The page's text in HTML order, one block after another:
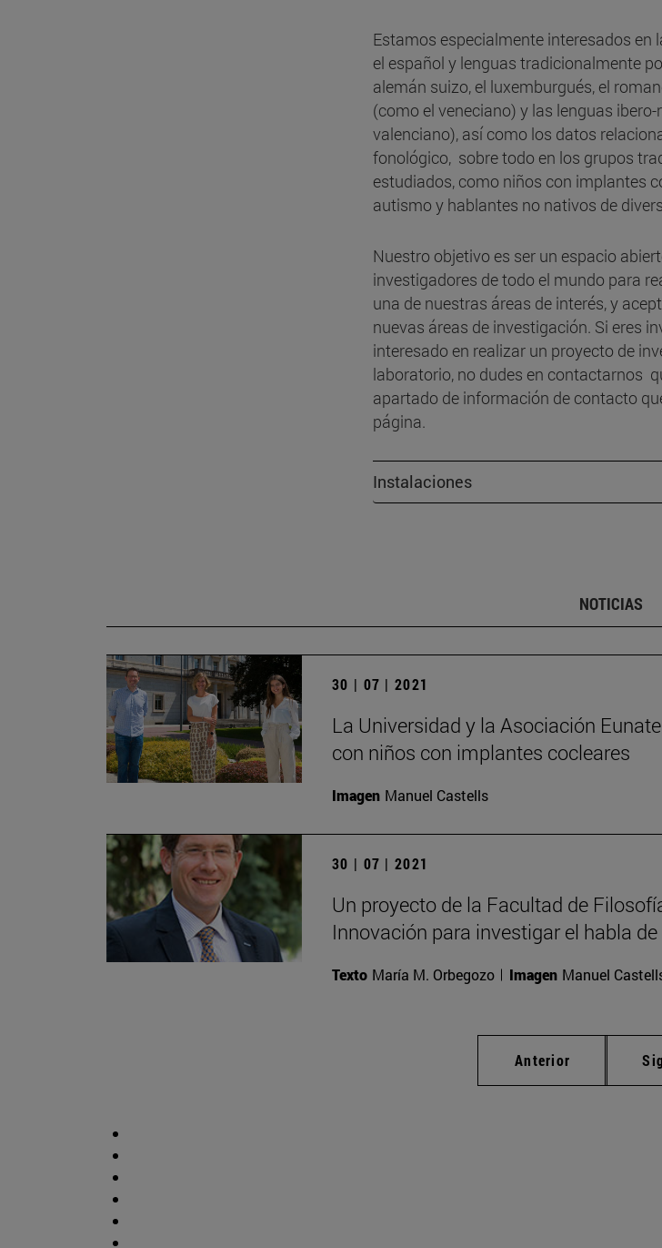
Estamos especialmente interesados ​​en
el español y lenguas tradicionalmente
alemán suizo, el luxemburgués, el
(como el veneciano) y las lenguas
valenciano), así como los datos
fonológico, sobre todo en los grupos
estudiados, como niños con implantes
autismo y hablantes no nativos de
Nuestro objetivo es ser un espacio
investigadores de todo el mundo para
una de nuestras áreas de interés, y
nuevas áreas de investigación. Si eres
interesado en realizar un proyecto de
laboratorio, no dudes en contactarnos
apartado de información de contacto
página.
Instalaciones
NOTICIAS
30 | 07 | 2021
La Universidad y la Asociación
con niños con implantes cocleares
Imagen Manuel Castells
30 | 07 | 2021
Un proyecto de la Facultad de
Innovación para investigar el habla
Texto María M. Orbegozo Imagen Manuel
Anterior